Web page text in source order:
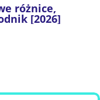
różnice,
[2026]